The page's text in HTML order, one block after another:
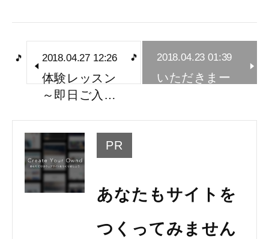
2018.04.27 12:26
体験レッスン
～即日ご入…
2018.04.23 01:39
いただきまー
PR
あなたもサイトを
つくってみません